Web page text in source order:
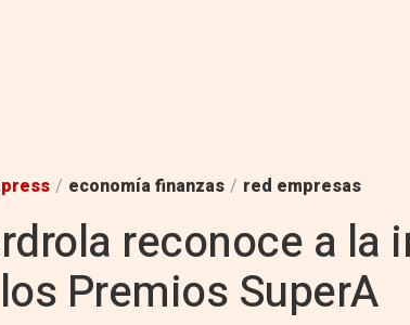
press / economía finanzas / red empresas
reconoce a la
Premios SuperA